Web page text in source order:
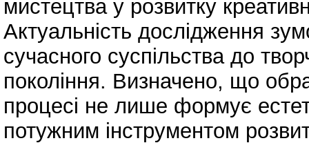
мистецтва у розвитку
Актуальність дослідження
сучасного суспільства до
покоління. Визначено, що
процесі не лише формує
потужним інструментом